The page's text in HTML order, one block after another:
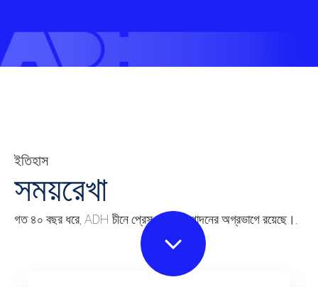
ইতিহাস
সময়রেখা
গত ৪০ বছর ধরে, ADH চীনে প্রেস ব্রেক উৎপাদনের অগ্রভাগে রয়েছে।.